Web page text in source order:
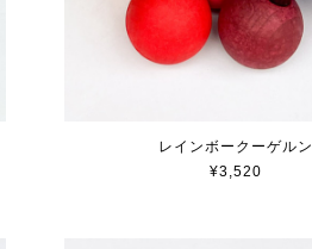
レインボークーゲルン
¥3,520